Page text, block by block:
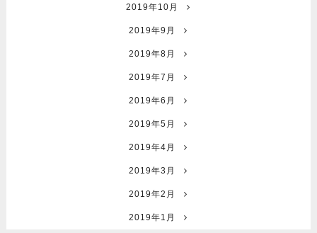
2019年10月
2019年9月
2019年8月
2019年7月
2019年6月
2019年5月
2019年4月
2019年3月
2019年2月
2019年1月